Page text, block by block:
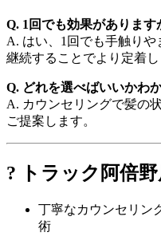
Q. 1回でも効果があります
A. はい、1回でも手触りや
継続することでより定着し
Q. どれを選べばいいかわ
A. カウンセリングで髪の
ご提案します。
? トラック阿倍
丁寧なカウンセリン
術